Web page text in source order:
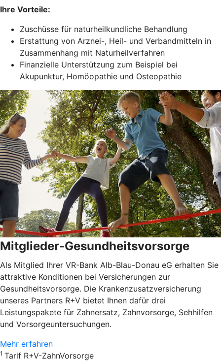
Ihre Vorteile:
Zuschüsse für naturheilkundliche Behandlung
Erstattung von Arznei-, Heil- und Verbandmitteln in
Zusammenhang mit Naturheilverfahren
Finanzielle Unterstützung zum Beispiel bei
Akupunktur, Homöopathie und Osteopathie
Mitglieder-Gesundheitsvorsorge
Als Mitglied Ihrer VR-Bank Alb-Blau-Donau eG erhalten Sie
attraktive Konditionen bei Versicherungen zur
Gesundheitsvorsorge. Die Krankenzusatzversicherung
unseres Partners R+V bietet Ihnen dafür drei
Leistungspakete für Zahnersatz, Zahnvorsorge, Sehhilfen
und Vorsorgeuntersuchungen.
Mehr erfahren
1 Tarif R+V-ZahnVorsorge